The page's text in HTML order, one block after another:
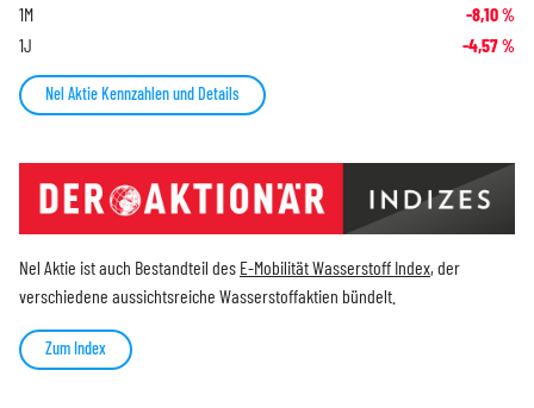
1M -8,10%
1J -4,57%
Nel Aktie Kennzahlen und Details
Nel Aktie ist auch Bestandteil des E-Mobilität Wasserstoff Index, der
verschiedene aussichtsreiche Wasserstoffaktien bündelt.
Zum Index